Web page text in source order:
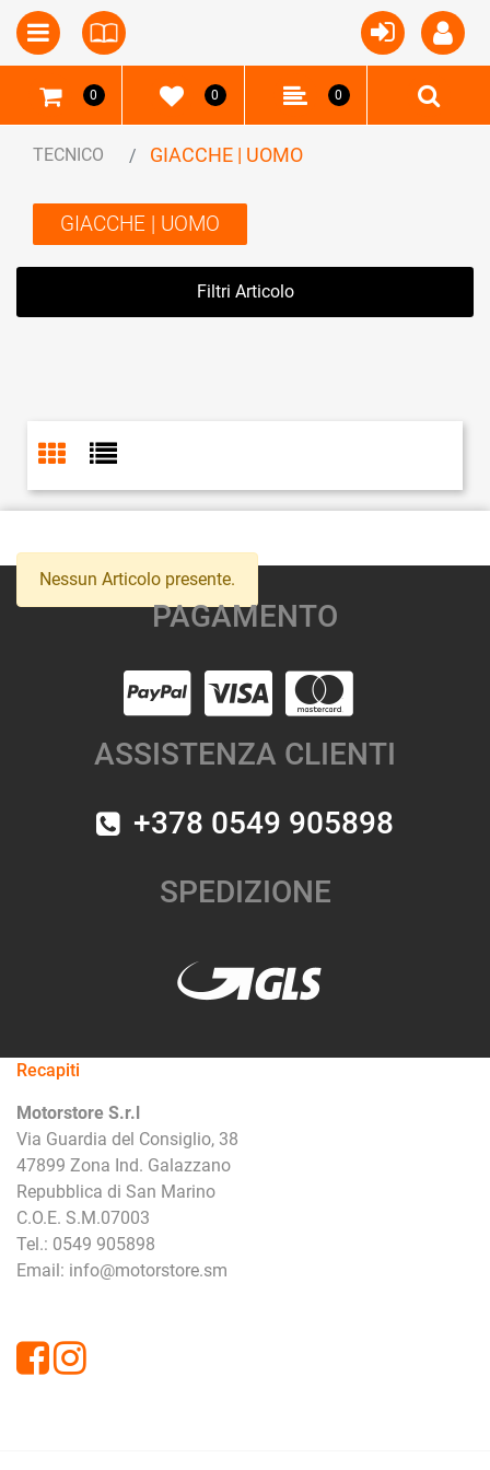
Open Open menu
0 0 0
TECNICO GIACCHE | UOMO
GIACCHE | UOMO
Filtri Articolo
Nessun Articolo presente.
PAGAMENTO
ASSISTENZA CLIENTI
+378 0549 905898
SPEDIZIONE
Recapiti
Motorstore S.r.l
Via Guardia del Consiglio, 38
47899 Zona Ind. Galazzano
Repubblica di San Marino
C.O.E. S.M.07003
Tel.: 0549 905898
Email: info@motorstore.sm
FacebookInstagram